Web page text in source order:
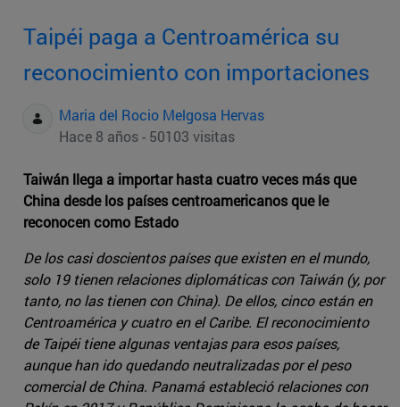
Taipéi paga a Centroamérica su
reconocimiento con importaciones
Maria del Rocio Melgosa Hervas
Hace 8 años - 50103 visitas
Taiwán llega a importar hasta cuatro veces más que
China desde los países centroamericanos que le
reconocen como Estado
De los casi doscientos países que existen en el mundo,
solo 19 tienen relaciones diplomáticas con Taiwán (y, por
tanto, no las tienen con China). De ellos, cinco están en
Centroamérica y cuatro en el Caribe. El reconocimiento
de Taipéi tiene algunas ventajas para esos países,
aunque han ido quedando neutralizadas por el peso
comercial de China. Panamá estableció relaciones con